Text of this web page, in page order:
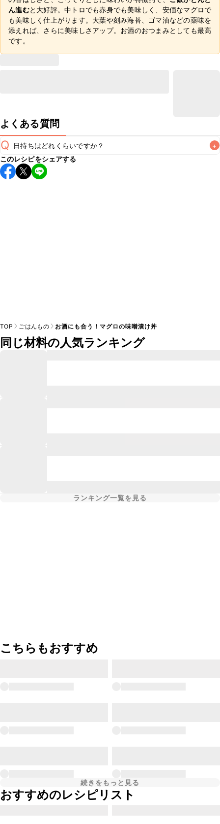
ん進むと大好評。中トロでも赤身でも美味しく、安価なマグロで
も美味しく仕上がります。大葉や刻み海苔、ゴマ油などの薬味を
添えれば、さらに美味しさアップ。お酒のおつまみとしても最高
です。
よくある質問
Q 日持ちはどれくらいですか？ +
こちらのレシピは出来たてをお召し上がりいただくことをお
すすめします。
このレシピをシェアする
TOP ごはんもの お酒にも合う！マグロの味噌漬け丼
同じ材料の人気ランキング
ランキング一覧を見る
こちらもおすすめ
続きをもっと見る
おすすめのレシピリスト